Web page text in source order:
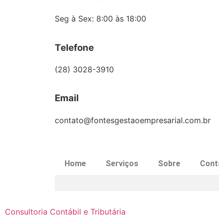
Seg à Sex: 8:00 às 18:00
Telefone
(28) 3028-3910
Email
contato@fontesgestaoempresarial.com.br
Home Serviços Sobre
Consultoria Contábil e Tributária